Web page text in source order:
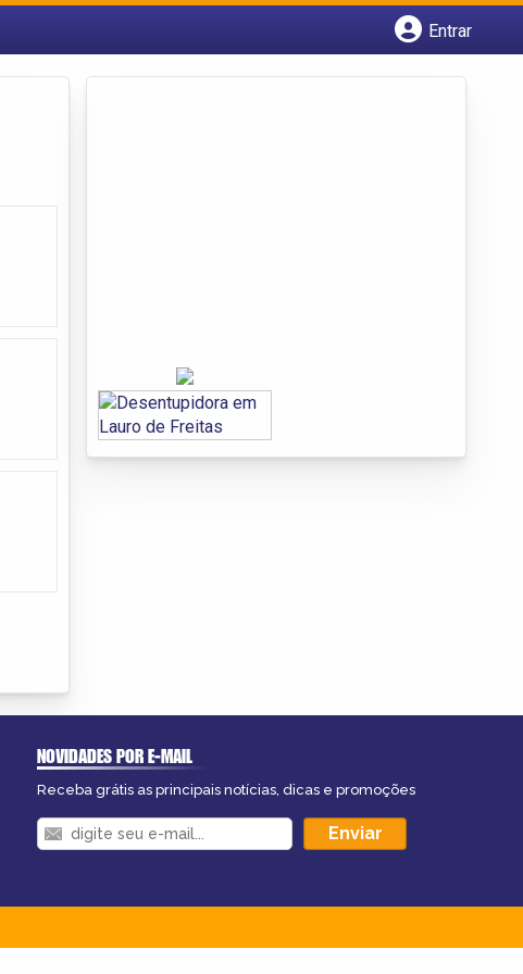
Entrar
Cadastrar empresa
NOVIDADES POR E-MAIL
Receba grátis as principais notícias, dicas e promoções